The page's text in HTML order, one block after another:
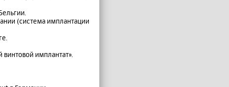
(система имплантации
имплантат».